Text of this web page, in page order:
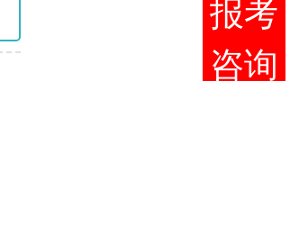
第一章 总 论
报考
咨询